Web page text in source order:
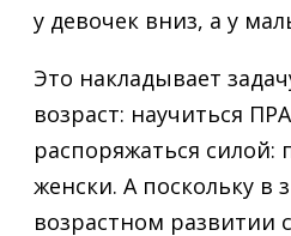
у девочек вниз, а у
Это накладывает
возраст: научиться
распоряжаться силой:
женски. А поскольку в
возрастном развитии